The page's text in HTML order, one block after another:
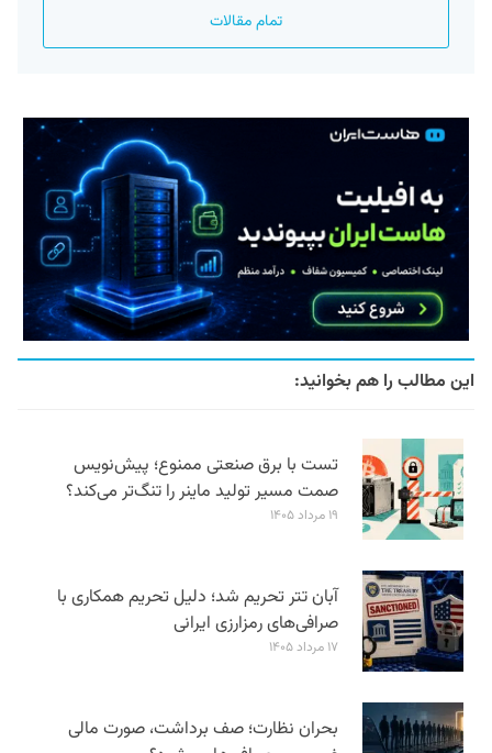
تمام مقالات
این مطالب را هم بخوانید:
تست با برق صنعتی ممنوع؛ پیش‌نویس
صمت مسیر تولید ماینر را تنگ‌تر می‌کند؟
۱۹ مرداد ۱۴۰۵
آبان تتر تحریم شد؛ دلیل تحریم همکاری با
صرافی‌های رمزارزی ایرانی
۱۷ مرداد ۱۴۰۵
بحران نظارت؛ صف برداشت، صورت مالی